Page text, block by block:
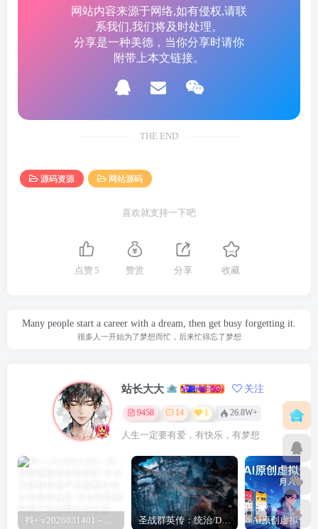
资源发布页等场景。
后台提供可视化管理功能，支持全站内容编辑、项目管
改等功能。大部分页面内容均可在后台直接修改，保存
后前台实时生效，无需手动修改源码。
人介绍、项目介绍、联系方式、在线留言等核心功能。
网站内容来源于网络,如有侵权,请联
系我们,我们将及时处理。
分享是一种美德，当你分享时请你
附带上本文链接。
THE END
源码资源 网站源码
喜欢就支持一下吧
点赞 5 赞赏 分享 收藏
Many people start a career with a dream, then get busy forgetting it.
很多人一开始为了梦想而忙，后来忙得忘了梦想
站长大大 关注
9458 14 1 26.8W+
人生一定要有爱，有快乐，有梦想
抖+ v2026031401 –抖音增强模块 圣战群英传：统治/Disciples: Domination